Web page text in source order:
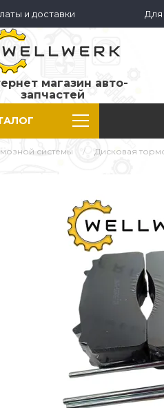
и доставки
магазин авто-
запчастей
системы Дисковая